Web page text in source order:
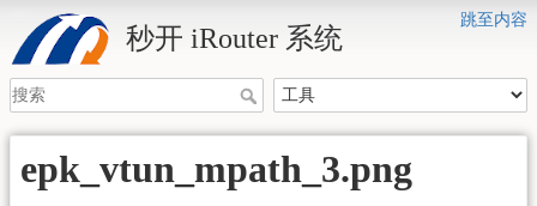
跳至内容
秒开 iRouter 系统
epk_vtun_mpath_3.png